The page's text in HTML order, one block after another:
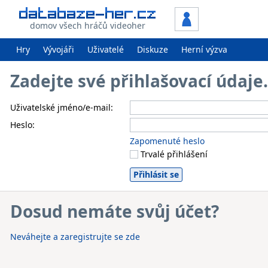
domov všech hráčů videoher
Hry Vývojáři Uživatelé Diskuze Herní výzva
Zadejte své přihlašovací
Uživatelské jméno/e-mail:
Heslo:
Zapomenuté heslo
Trvalé přihlášení
Dosud nemáte svůj účet?
Neváhejte a zaregistrujte se zde